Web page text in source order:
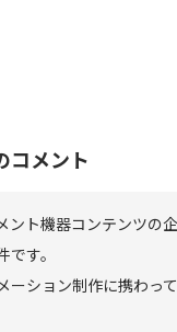
コメント
ント機器コンテンツの
です。
ーション制作に携わって